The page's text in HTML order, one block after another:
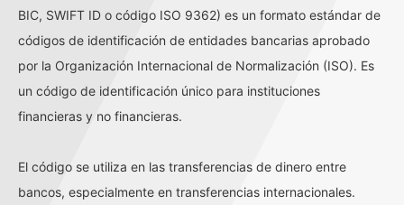
BIC, SWIFT ID o código ISO 9362) es un formato estándar de
códigos de identificación de entidades bancarias aprobado
por la Organización Internacional de Normalización (ISO). Es
un código de identificación único para instituciones
financieras y no financieras.
El código se utiliza en las transferencias de dinero entre
bancos, especialmente en transferencias internacionales.